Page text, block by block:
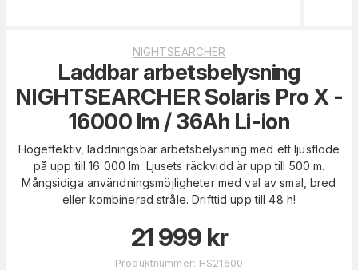
NIGHTSEARCHER
Laddbar arbetsbelysning
NIGHTSEARCHER Solaris Pro X -
16000 lm / 36Ah Li-ion
Högeffektiv, laddningsbar arbetsbelysning med ett ljusflöde
på upp till 16 000 lm. Ljusets räckvidd är upp till 500 m.
Mångsidiga användningsmöjligheter med val av smal, bred
eller kombinerad stråle. Drifttid upp till 48 h!
21 999 kr
Produktnummer: HS21600